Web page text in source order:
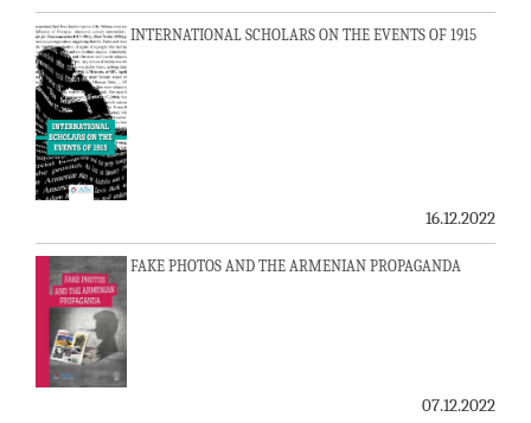
INTERNATIONAL SCHOLARS ON THE EVENTS OF 1915
16.12.2022
FAKE PHOTOS AND THE ARMENIAN PROPAGANDA
07.12.2022